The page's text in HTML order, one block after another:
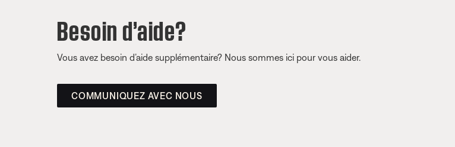
Besoin d’aide?
Vous avez besoin d’aide supplémentaire? Nous sommes ici pour vous aider.
COMMUNIQUEZ AVEC NOUS